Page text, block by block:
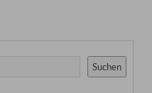
Suchen